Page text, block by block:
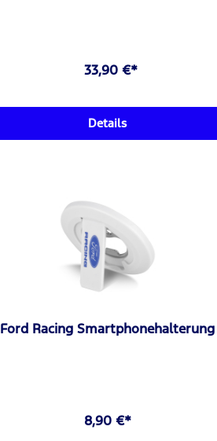
33,90 €*
Details
Ford Racing Smartphonehalterung
8,90 €*